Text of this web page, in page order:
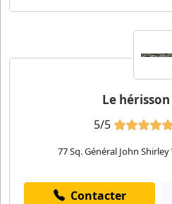
Le
5/5
77 Sq. Général John
Contacter